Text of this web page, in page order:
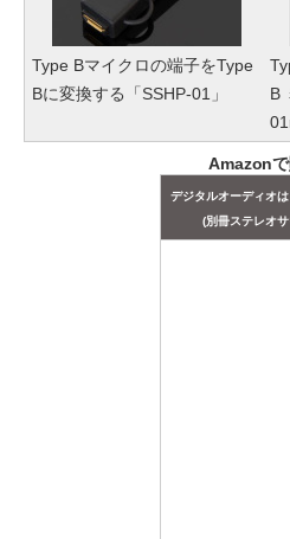
Type Bマイクロの端子をType
Bに変換する「SSHP-01」
B
Amazonで
デジタルオーディオ
(別冊ステレオ